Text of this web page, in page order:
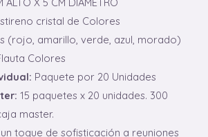
cristal de Colores
(rojo, amarillo, verde, azul, morado)
Colores
Paquete por 20 Unidades
15 paquetes x 20 unidades. 300
master.
toque de sofisticación a reuniones